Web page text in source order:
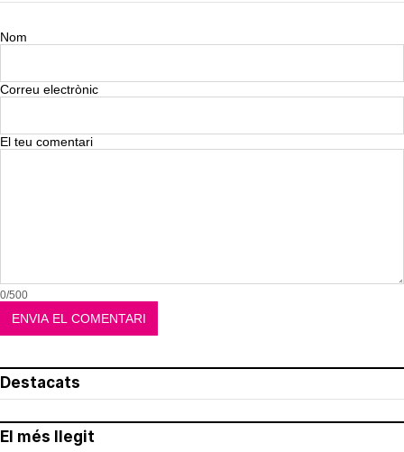
Nom
Correu electrònic
El teu comentari
0/500
Destacats
El més llegit